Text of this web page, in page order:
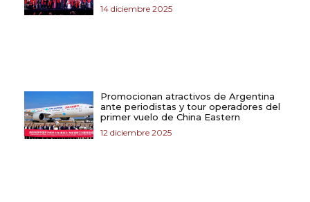
14 diciembre 2025
Promocionan atractivos de Argentina
ante periodistas y tour operadores del
primer vuelo de China Eastern
12 diciembre 2025